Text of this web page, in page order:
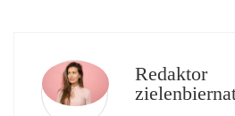
Redaktor